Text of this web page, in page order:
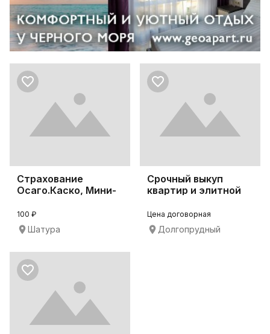
Страхование
Осаго.Каско, Мини-
100 ₽
Шатура
Срочный выкуп
квартир и элитной
Цена договорная
Долгопрудный